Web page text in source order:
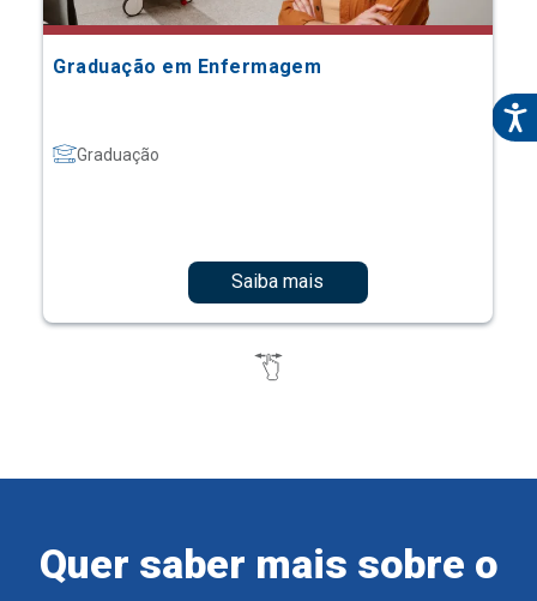
Graduação em Enfermagem
Graduação
Saiba mais
Quer saber mais sobre o